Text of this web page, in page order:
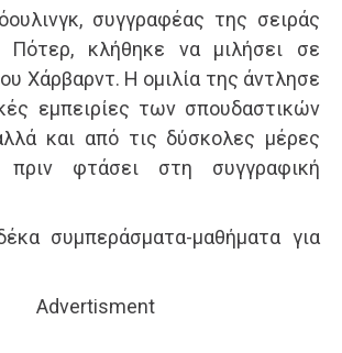
συγγραφέας της σειράς
Πότερ, κλήθηκε να μιλήσει σε
Χάρβαρντ. Η ομιλία της άντλησε
εμπειρίες των σπουδαστικών
και από τις δύσκολες μέρες
φτάσει στη συγγραφική
συμπεράσματα-μαθήματα για
Advertisment